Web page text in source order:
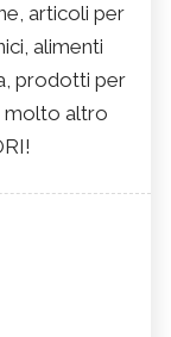
articoli per
alimenti
prodotti per
molto altro